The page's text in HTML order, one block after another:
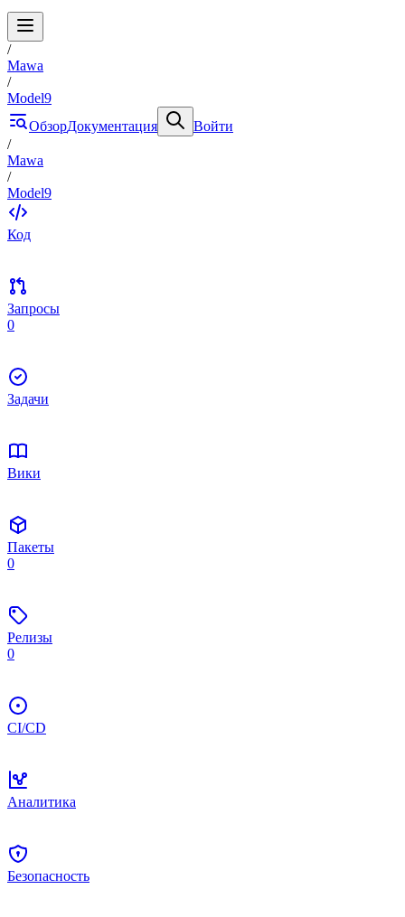
/
Mawa
/
Model9
ОбзорДокументация
Войти
/
Mawa
/
Model9
Код
Запросы
0
Задачи
Вики
Пакеты
0
Релизы
0
CI/CD
Аналитика
Безопасность